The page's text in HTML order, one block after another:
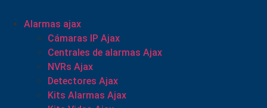
Alarmas ajax
Cámaras IP Ajax
Centrales de alarmas Ajax
NVRs Ajax
Detectores Ajax
Kits Alarmas Ajax